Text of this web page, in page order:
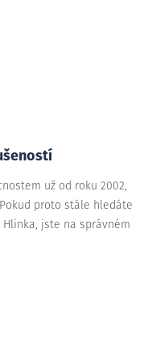
už od roku 2002,
proto stále hledáte
jste na správném